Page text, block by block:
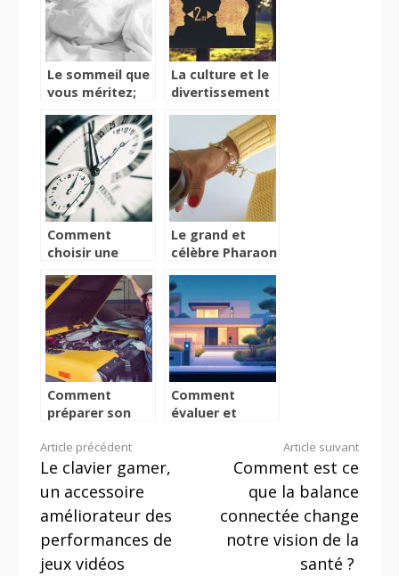
Le sommeil que
vous méritez;
coussins
orthopédiques
La culture et le
divertissement
Coronavirus
Comment
choisir une
?
Le grand et
célèbre Pharaon
Comment
préparer son
voyage ?
Comment
évaluer et
votre domicile
Lire
la
suite
Article précédent
Le clavier gamer,
un accessoire
améliorateur des
performances de
jeux vidéos
Article suivant
Comment est ce
que la balance
connectée change
notre vision de la
santé ?